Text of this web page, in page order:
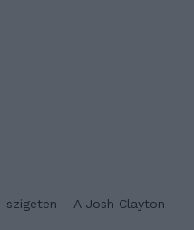
szigeten – A Josh Clayton-